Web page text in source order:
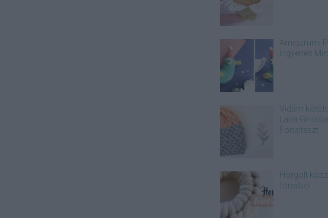
Amigurumi
Ingyenes
Vidám
Lana
Fonalteszt
Horgolt
fonalból